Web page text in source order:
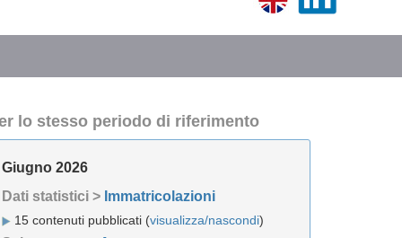
lo stesso periodo di riferimento
Giugno 2026
Dati statistici > Immatricolazioni
15 contenuti pubblicati (visualizza/nascondi)